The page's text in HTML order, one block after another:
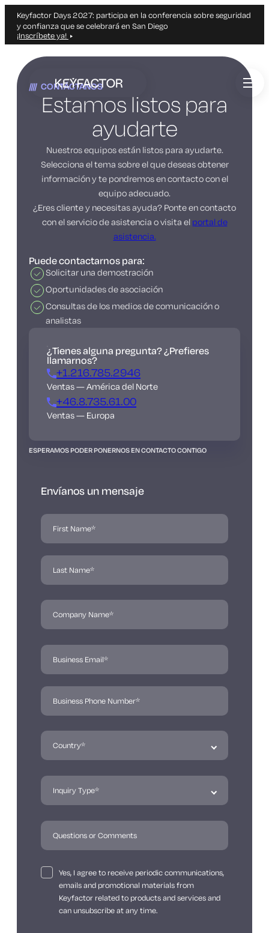
Keyfactor Days 2027: participa en la conferencia sobre seguridad
y confianza que se celebrará en San Diego
¡Inscríbete ya!
Ir
contenido
principal
CONTÁCTANOS
Estamos listos para
ayudarte
Nuestros equipos están listos para ayudarte.
Selecciona el tema sobre el que deseas obtener
información y te pondremos en contacto con el
equipo adecuado.
¿Eres cliente y necesitas ayuda? Ponte en contacto
con el servicio de asistencia o visita el portal de
asistencia.
Puede contactarnos para:
Solicitar una demostración
Oportunidades de asociación
Consultas de los medios de comunicación o
analistas
¿Tienes alguna pregunta? ¿Prefieres
llamarnos?
+1.216.785.2946
Ventas — América del Norte
+46.8.735.61.00
Ventas — Europa
ESPERAMOS PODER PONERNOS EN CONTACTO CONTIGO
Envíanos un mensaje
Yes, I agree to receive periodic communications,
emails and promotional materials from
Keyfactor related to products and services and
can unsubscribe at any time.